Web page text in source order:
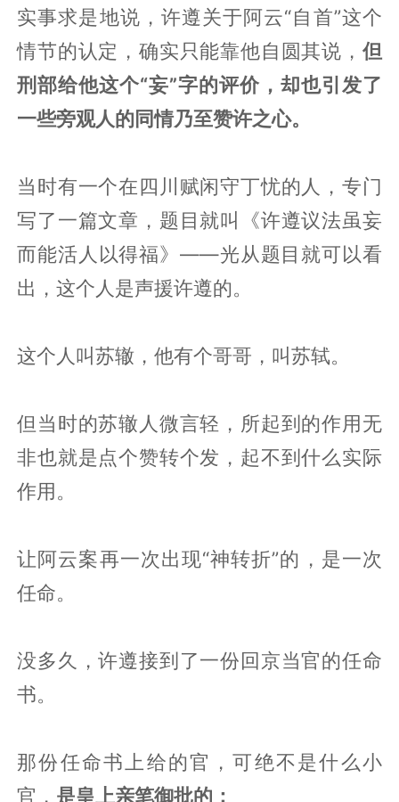
实事求是地说，许遵关于阿云“自首”这个
情节的认定，确实只能靠他自圆其说， 但
刑部给他这个“妄”字的评价，却也引发了
一些旁观人的同情乃至赞许之心。
当时有一个在四川赋闲守丁忧的人，专门
写了一篇文章，题目就叫《许遵议法虽妄
而能活人以得福》——光从题目就可以看
出，这个人是声援许遵的。
这个人叫苏辙，他有个哥哥，叫苏轼。
但当时的苏辙人微言轻，所起到的作用无
非也就是点个赞转个发，起不到什么实际
作用。
让阿云案再一次出现“神转折”的，是一次
任命。
没多久，许遵接到了一份回京当官的任命
书。
那份任命书上给的官，可绝不是什么小
官， 是皇上亲笔御批的：